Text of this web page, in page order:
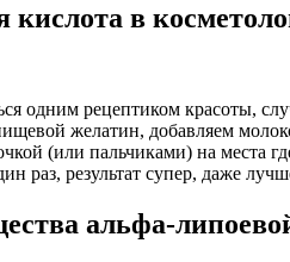
кислота в
одним рецептиком красоты,
желатин, добавляем
(или пальчиками) на места
раз, результат супер, даже
альфа-